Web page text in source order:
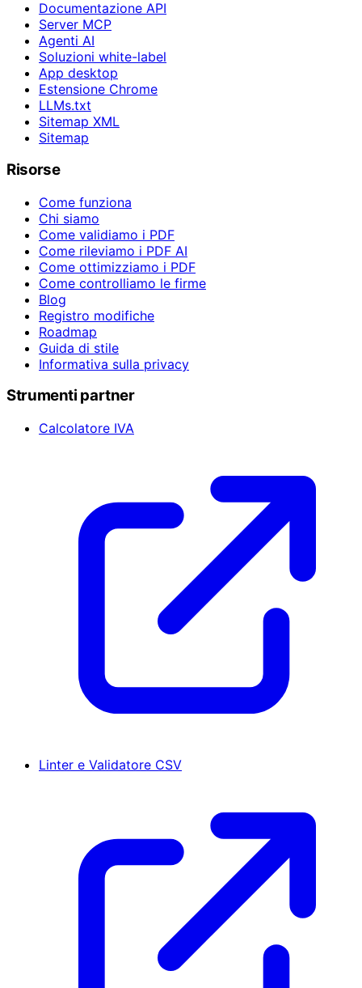
Documentazione API
Server MCP
Agenti AI
Soluzioni white-label
App desktop
Estensione Chrome
LLMs.txt
Sitemap XML
Sitemap
Risorse
Come funziona
Chi siamo
Come validiamo i PDF
Come rileviamo i PDF AI
Come ottimizziamo i PDF
Come controlliamo le firme
Blog
Registro modifiche
Roadmap
Guida di stile
Informativa sulla privacy
Strumenti partner
Calcolatore IVA
Linter e Validatore CSV